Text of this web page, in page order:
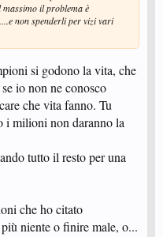
massimo il problema è
non spenderli per vizi vari
si godono la vita, che
io non ne conosco
che vita fanno. Tu
i milioni non daranno la
tutto il resto per una
che ho citato
niente o finire male, o...